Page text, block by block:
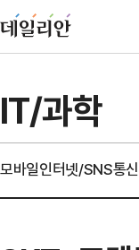
IT/과학
모바일인터넷/SNS통